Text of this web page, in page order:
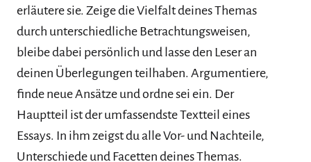
erläutere sie. Zeige die Vielfalt deines Themas
durch unterschiedliche Betrachtungsweisen,
bleibe dabei persönlich und lasse den Leser an
deinen Überlegungen teilhaben. Argumentiere,
finde neue Ansätze und ordne sei ein. Der
Hauptteil ist der umfassendste Textteil eines
Essays. In ihm zeigst du alle Vor- und Nachteile,
Unterschiede und Facetten deines Themas.